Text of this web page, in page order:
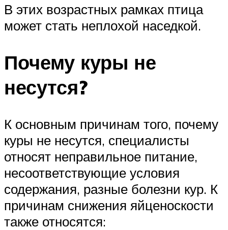
В этих возрастных рамках птица
может стать неплохой наседкой.
Почему куры не
несутся?
К основным причинам того, почему
куры не несутся, специалисты
относят неправильное питание,
несоответствующие условия
содержания, разные болезни кур. К
причинам снижения яйценоскости
также относятся: